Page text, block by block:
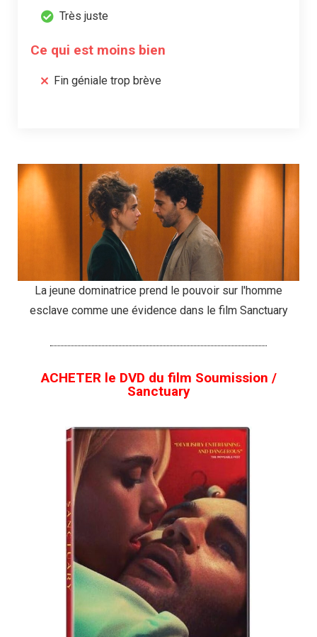
Très juste
Ce qui est moins bien
Fin géniale trop brève
La jeune dominatrice prend le pouvoir sur l'homme
esclave comme une évidence dans le film Sanctuary
ACHETER le DVD du film Soumission /
Sanctuary